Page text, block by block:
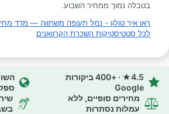
בטבלה נמוך ממחיר השבוע.
ראו איך טולון - נמל תעופה משתווה — מדד
לכל סטטיסטיקות השכרת הקרוואנים
4.5★ · +400 ביקורות
Google
מחירים סופיים, ללא
עמלות נסתרות